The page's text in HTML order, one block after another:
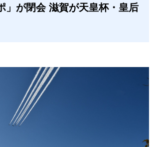
」が閉会 滋賀が天皇杯・皇后